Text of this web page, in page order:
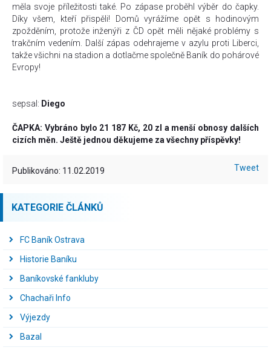
měla svoje příležitosti také. Po zápase proběhl výběr do čapky.
Díky všem, kteří přispěli! Domů vyrážíme opět s hodinovým
zpožděním, protože inženýři z ČD opět měli nějaké problémy s
trakčním vedením. Další zápas odehrajeme v azylu proti Liberci,
takže všichni na stadion a dotlačme společně Baník do pohárové
Evropy!
sepsal: Diego
ČAPKA: Vybráno bylo 21 187 Kč, 20 zl a menší obnosy dalších
cizích měn. Ještě jednou děkujeme za všechny příspěvky!
Publikováno: 11.02.2019 Tweet
KATEGORIE ČLÁNKŮ
FC Baník Ostrava
Historie Baníku
Baníkovské fankluby
Chachaři Info
Výjezdy
Bazal